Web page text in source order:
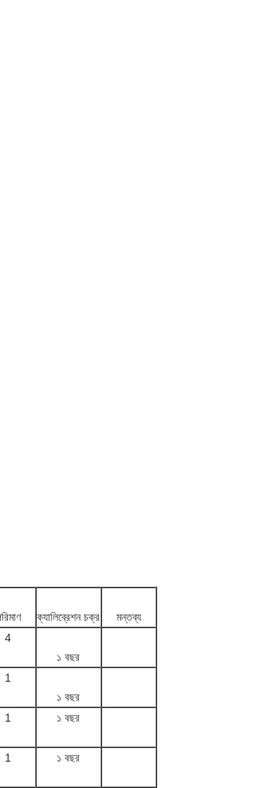
ক্যালিব্রেশন চক্র
মন্তব্য
4
১ বছর
1
১ বছর
1 ১ বছর
1 ১ বছর